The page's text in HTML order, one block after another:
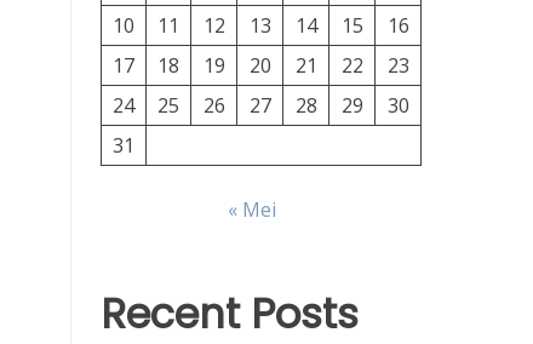
10
11 12 13 14 15
16
17
18 19 20 21 22
23
24
25 26 27 28 29
30
31
« Mei
Recent Posts